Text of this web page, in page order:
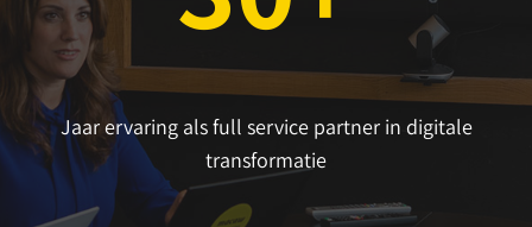
Jaar ervaring als full service partner in digitale
transformatie